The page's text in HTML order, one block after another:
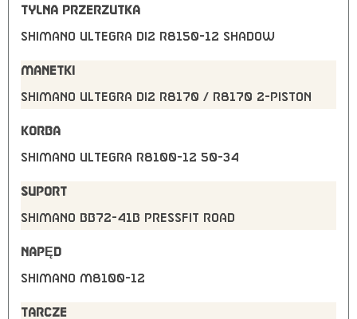
TYLNA PRZERZUTKA
Shimano Ultegra Di2 R8150-12 shadow
MANETKI
Shimano Ultegra Di2 R8170 / R8170 2-Piston
KORBA
Shimano Ultegra R8100-12 50-34
SUPORT
Shimano BB72-41B pressfit Road
NAPĘD
Shimano M8100-12
TARCZE